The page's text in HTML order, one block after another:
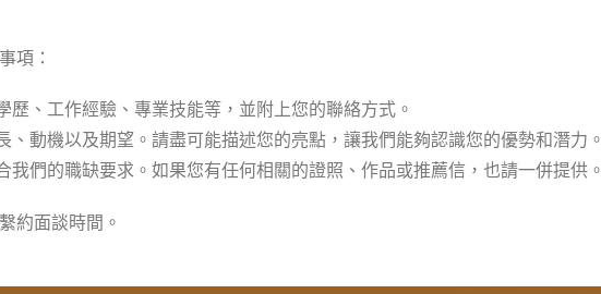
項：
、工作經驗、專業技能等，並附上您的聯絡方式。
動機以及期望。請盡可能描述您的亮點，讓我們能夠認識您的優勢和潛力。
們的職缺要求。如果您有任何相關的證照、作品或推薦信，也請一併提供。
約面談時間。